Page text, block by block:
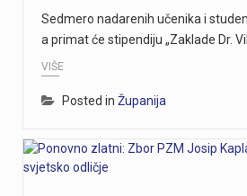
Sedmero nadarenih učenika i
a primat će stipendiju „Zaklade Dr.
VIŠE
Posted in Županija